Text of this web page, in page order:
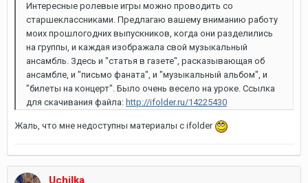
Интересные ролевые игры можно проводить со
старшеклассниками. Предлагаю вашему вниманию работу
моих прошлогодних выпускников, когда они разделились
на группы, и каждая изображала свой музыкальный
ансамбль. Здесь и "статья в газете", расказывающая об
ансамбле, и "письмо фаната", и "музыкальный альбом", и
"билеты на концерт". Было очень весело на уроке. Ссылка
для скачивания файла: http://ifolder.ru/14225430
Жаль, что мне недоступны материалы с ifolder
Uchilka